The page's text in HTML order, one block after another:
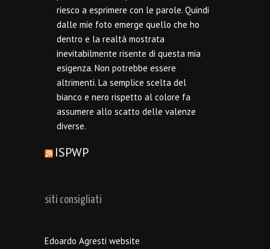
riesco a esprimere con le parole. Quindi
dalle mie foto emerge quello che ho
dentro e la realtà mostrata
inevitabilmente risente di questa mia
esigenza. Non potrebbe essere
altrimenti. La semplice scelta del
bianco e nero rispetto al colore fa
assumere allo scatto delle valenze
diverse.
ISPWP
siti consigliati
Edoardo Agresti website